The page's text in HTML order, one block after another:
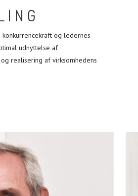
og ledernes
udnyttelse af
realisering af virksomhedens